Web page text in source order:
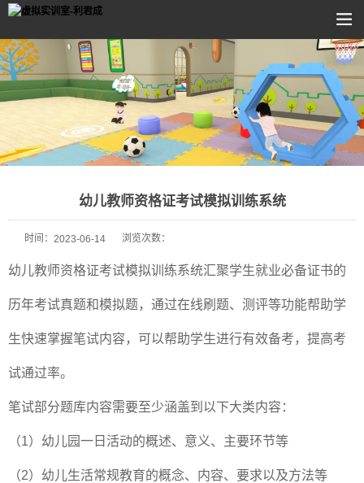
幼儿教师资格证考试模拟训练系统
时间： 2023-06-14 浏览次数：
幼儿教师资格证考试模拟训练系统汇聚学生就业必备证书的
历年考试真题和模拟题，通过在线刷题、测评等功能帮助学
生快速掌握笔试内容，可以帮助学生进行有效备考，提高考
试通过率。
笔试部分题库内容需要至少涵盖到以下大类内容：
（1）幼儿园一日活动的概述、意义、主要环节等
（2）幼儿生活常规教育的概念、内容、要求以及方法等